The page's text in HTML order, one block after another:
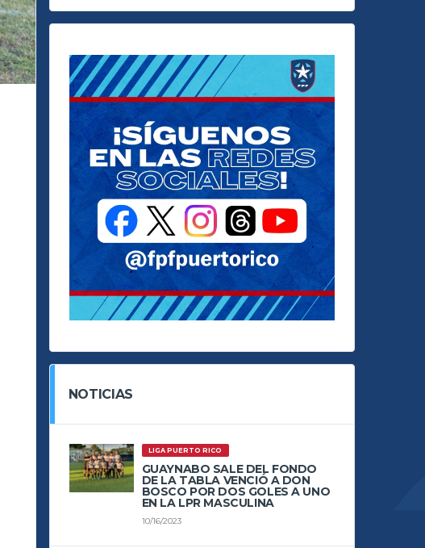
NOTICIAS
LIGA PUERTO RICO
GUAYNABO SALE DEL FONDO
DE LA TABLA VENCIÓ A DON
BOSCO POR DOS GOLES A UNO
EN LA LPR MASCULINA
10/16/2023